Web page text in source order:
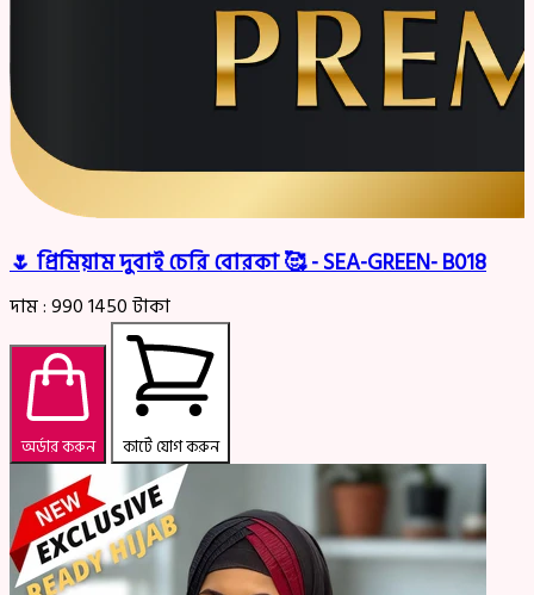
🌷 প্রিমিয়াম দুবাই চেরি বোরকা 🥰 - SEA-GREEN- B018
দাম :9901450টাকা
অর্ডার করুন কার্টে যোগ করুন